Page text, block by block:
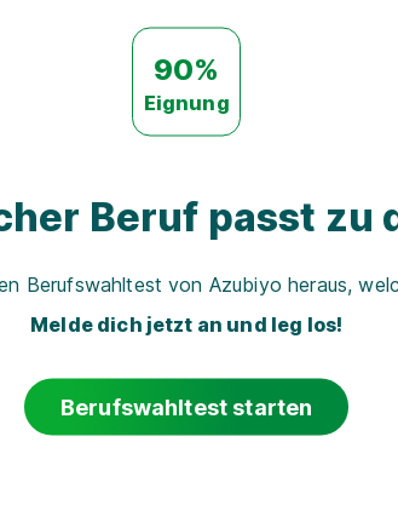
90%
Eignung
Beruf passt zu
Berufswahltest von Azubiyo heraus,
Melde dich jetzt an und leg los!
Berufswahltest starten